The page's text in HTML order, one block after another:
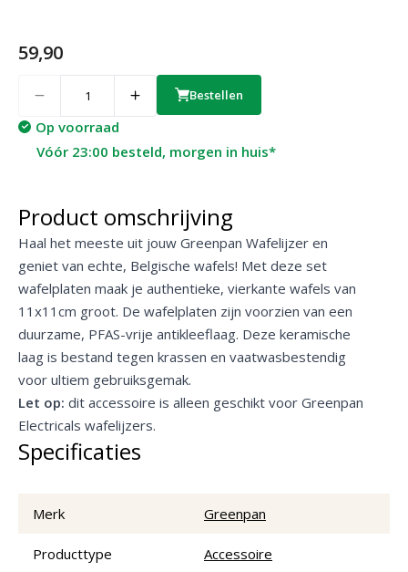
59,90
Bestellen
Op voorraad
Vóór 23:00 besteld, morgen in huis*
Product omschrijving
Haal het meeste uit jouw Greenpan Wafelijzer en
geniet van echte, Belgische wafels! Met deze set
wafelplaten maak je authentieke, vierkante wafels van
11x11cm groot. De wafelplaten zijn voorzien van een
duurzame, PFAS-vrije antikleeflaag. Deze keramische
laag is bestand tegen krassen en vaatwasbestendig
voor ultiem gebruiksgemak.
Let op: dit accessoire is alleen geschikt voor Greenpan
Electricals wafelijzers.
Specificaties
Merk Greenpan
Producttype Accessoire